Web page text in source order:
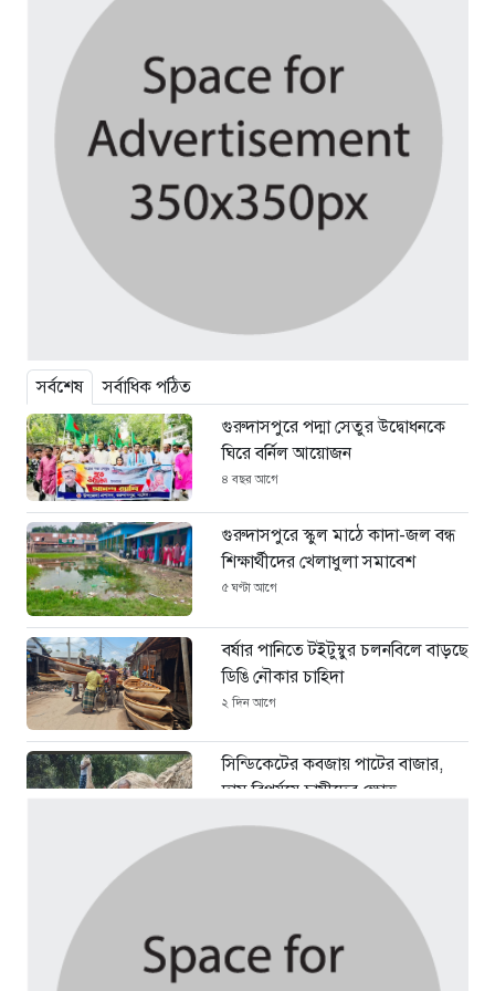
সর্বশেষ
সর্বাধিক পঠিত
গুরুদাসপুরে পদ্মা সেতুর উদ্বোধনকে
ঘিরে বর্নিল আয়োজন
৪ বছর আগে
গুরুদাসপুরে স্কুল মাঠে কাদা-জল বন্ধ
শিক্ষার্থীদের খেলাধুলা সমাবেশ
৫ ঘণ্টা আগে
বর্ষার পানিতে টইটুম্বুর চলনবিলে বাড়ছে
ডিঙি নৌকার চাহিদা
২ দিন আগে
সিন্ডিকেটের কবজায় পাটের বাজার,
দাম বিপর্যয়ে চাষীদের ক্ষোভ
শঙ্কিত জীবন-অনিরাপদ ব্যবসা প্রতিষ্ঠান
নিরাপত্তা চেয়ে ব্যবসায়ীর সংবাদ
৪ দিন আগে